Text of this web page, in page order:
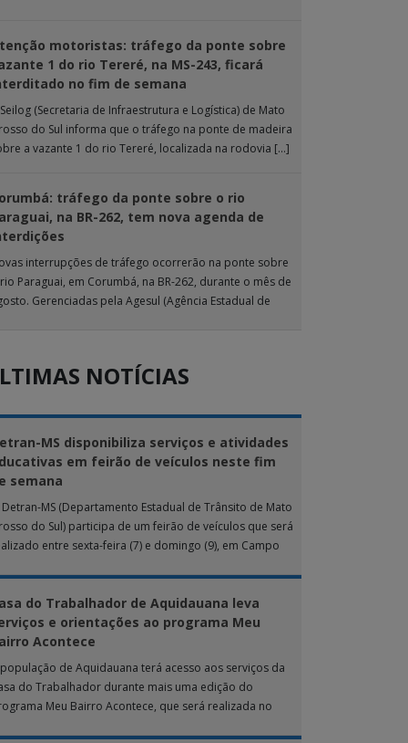
motoristas: tráfego da ponte sobre
1 do rio Tereré, na MS-243, ficará
no fim de semana
(Secretaria de Infraestrutura e Logística) de Mato
do Sul informa que o tráfego na ponte de madeira
a vazante 1 do rio Tereré, localizada na rodovia […]
tráfego da ponte sobre o rio
na BR-262, tem nova agenda de
interrupções de tráfego ocorrerão na ponte sobre
Paraguai, em Corumbá, na BR-262, durante o mês de
Gerenciadas pela Agesul (Agência Estadual de
NOTÍCIAS
MS disponibiliza serviços e atividades
em feirão de veículos neste fim
semana
Detran-MS (Departamento Estadual de Trânsito de Mato
do Sul) participa de um feirão de veículos que será
entre sexta-feira (7) e domingo (9), em Campo
do Trabalhador de Aquidauana leva
e orientações ao programa Meu
Acontece
de Aquidauana terá acesso aos serviços da
do Trabalhador durante mais uma edição do
Meu Bairro Acontece, que será realizada no